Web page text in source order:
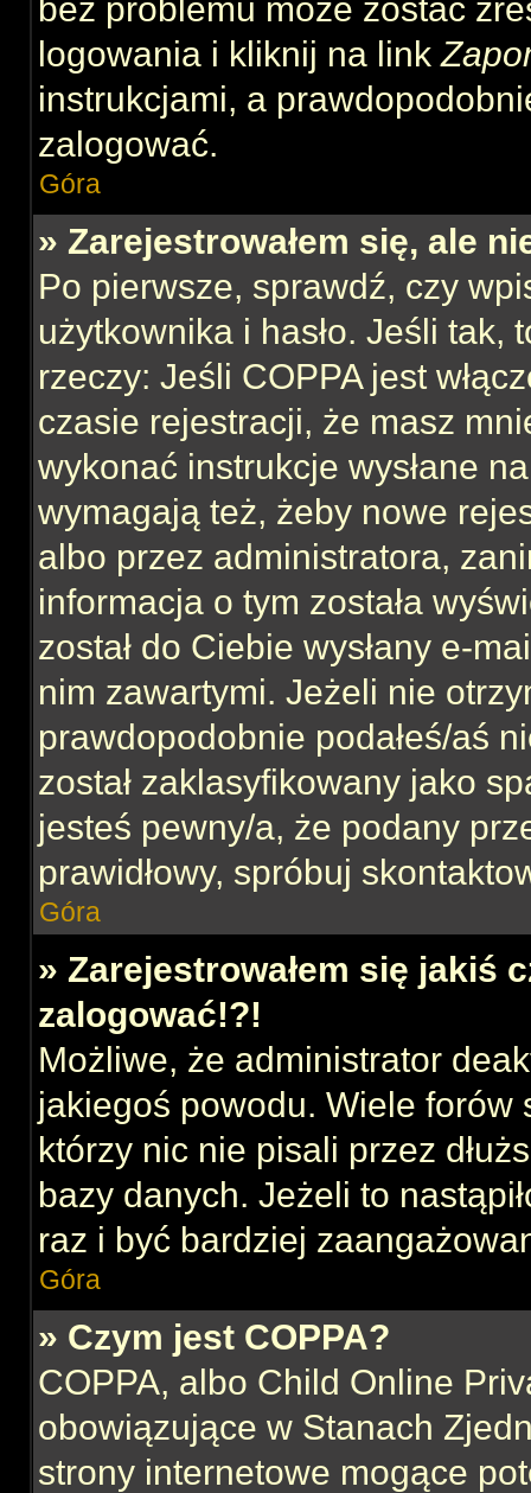
bez problemu może zostać
logowania i kliknij na link
instrukcjami, a
zalogować.
Góra
» Zarejestrowałem się, ale
Po pierwsze, sprawdź, czy
użytkownika i hasło. Jeśli tak,
rzeczy: Jeśli COPPA jest
czasie rejestracji, że masz
wykonać instrukcje wysłane
wymagają też, żeby nowe
albo przez administratora,
informacja o tym została
został do Ciebie wysłany e-
nim zawartymi. Jeżeli nie
prawdopodobnie podałeś/aś
został zaklasyfikowany jako
jesteś pewny/a, że podany
prawidłowy, spróbuj
Góra
» Zarejestrowałem się jakiś
zalogować!?!
Możliwe, że administrator
jakiegoś powodu. Wiele forów
którzy nic nie pisali przez
bazy danych. Jeżeli to
raz i być bardziej
Góra
» Czym jest COPPA?
COPPA, albo Child Online
obowiązujące w Stanach
strony internetowe mogące